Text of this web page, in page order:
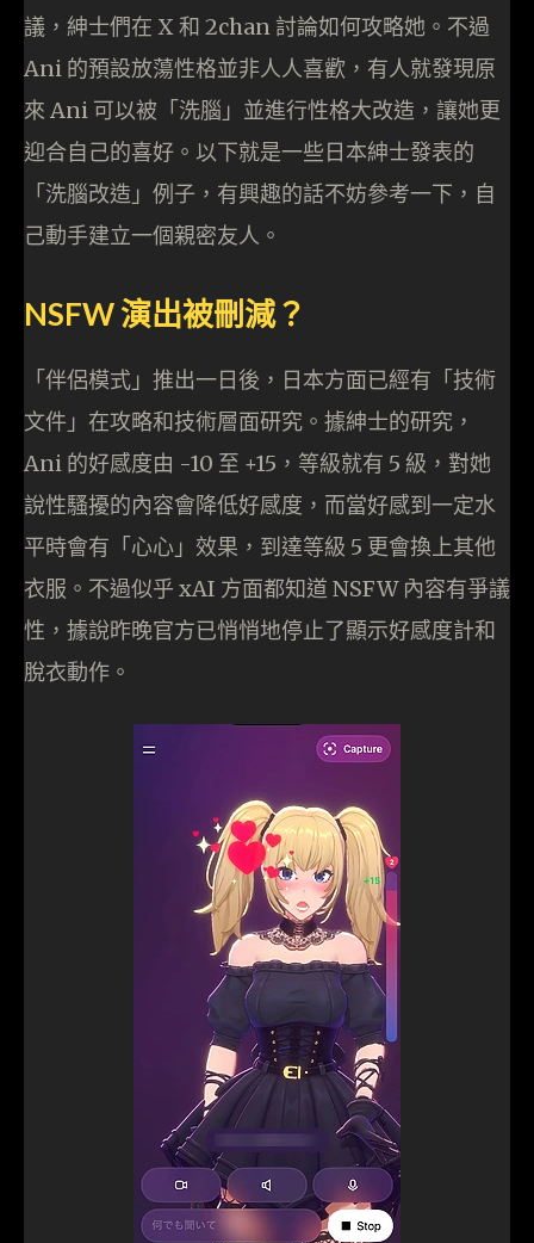
議，紳士們在 X 和 2chan 討論如何攻略她。不過
Ani 的預設放蕩性格並非人人喜歡，有人就發現原
來 Ani 可以被「洗腦」並進行性格大改造，讓她更
迎合自己的喜好。以下就是一些日本紳士發表的
「洗腦改造」例子，有興趣的話不妨參考一下，自
己動手建立一個親密友人。
NSFW 演出被刪減？
「伴侶模式」推出一日後，日本方面已經有「技術
文件」在攻略和技術層面研究。據紳士的研究，
Ani 的好感度由 -10 至 +15，等級就有 5 級，對她
說性騷擾的內容會降低好感度，而當好感到一定水
平時會有「心心」效果，到達等級 5 更會換上其他
衣服。不過似乎 xAI 方面都知道 NSFW 內容有爭議
性，據說昨晚官方已悄悄地停止了顯示好感度計和
脫衣動作。